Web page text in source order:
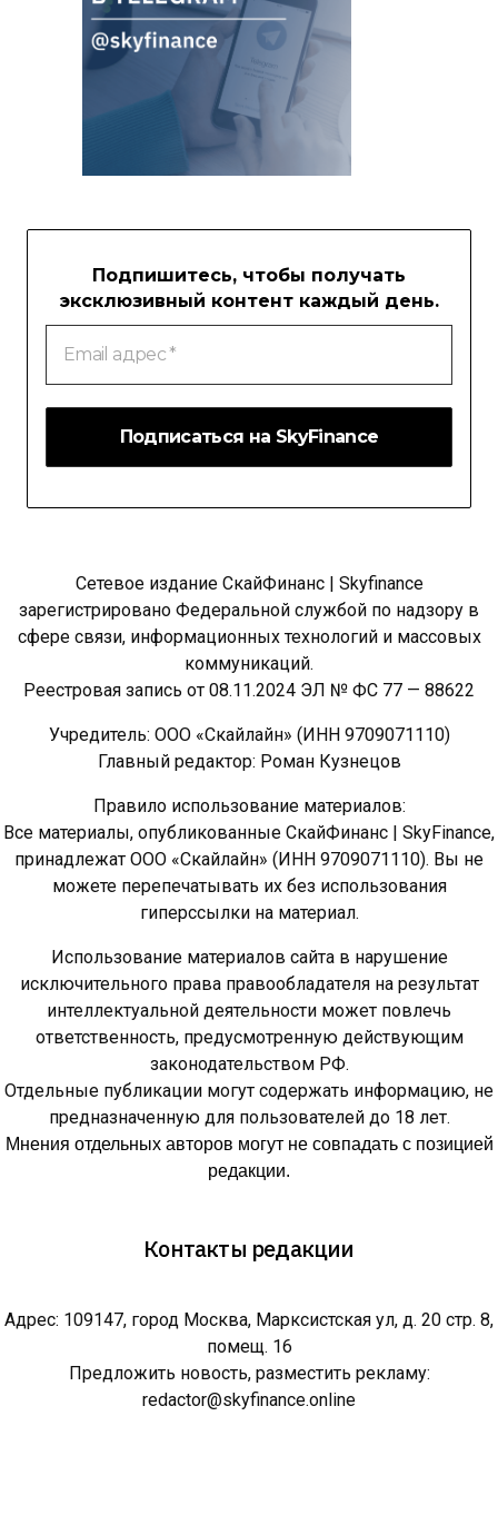
Подпишитесь, чтобы получать
эксклюзивный контент каждый день.
Email
адрес
Сетевое издание СкайФинанс | Skyfinance
зарегистрировано Федеральной службой по надзору в
сфере связи, информационных технологий и массовых
коммуникаций.
Реестровая запись от 08.11.2024 ЭЛ № ФС 77 — 88622
Учредитель: ООО «Скайлайн» (ИНН 9709071110)
Главный редактор: Роман Кузнецов
Правило использование материалов:
Все материалы, опубликованные СкайФинанс | SkyFinance,
принадлежат ООО «Скайлайн» (ИНН 9709071110). Вы не
можете перепечатывать их без использования
гиперссылки на материал.
Использование материалов сайта в нарушение
исключительного права правообладателя на результат
интеллектуальной деятельности может повлечь
ответственность, предусмотренную действующим
законодательством РФ.
Отдельные публикации могут содержать информацию, не
предназначенную для пользователей до 18 лет.
Мнения отдельных авторов могут не совпадать с позицией
редакции.
Контакты редакции
Адрес: 109147, город Москва, Марксистская ул, д. 20 стр. 8,
помещ. 16
Предложить новость, разместить рекламу:
redactor@skyfinance.online